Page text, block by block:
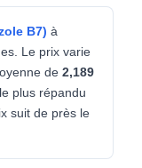
B7) à
Le prix varie
de 2,189
plus répandu
suit de près le